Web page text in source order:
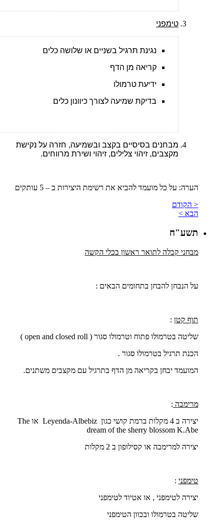
טימפני
נגינת תרגיל בשניים או שלושה כלים
קריאה מן הדף
ידיעת טרמולו
בדיקת שמיעה לצורך כיוונון כלים
מבחנים בסיסיים בקצב ובשמיעה, חזרה על נקישת
מקצבים, זיהוי צלילים, זיהוי ושירת מרווחים.
הערה: על כל מועמד להביא את רשימת היצירות ב – 5 עותקים
< הקודם
הבא >
תשע"ח
מבחני קבלה לתואר ראשון בכלי הקשה
על הנבחן להבחן בתחומים הבאים :
תוף קטן :
שליטה בטרמולו פתוח וטרמולו סגור ( open and closed roll
)
הכנת תרגיל בטרמולו סגור .
המועמד יבחן בקריאה מן הדף בתרגיל עם מקצבים משתנים.
מרימבה :
יצירה ב 4 מקלות ברמת קושי כגון
Leyenda-Albebiz או The
dream of the sherry blossom K.Abe
יצירה למרימבה או קסילופון ב 2 מקלות
טימפני :
יצירה לטימפני , או אטיוד לטימפני
שליטה בטרמולו ובכוון הטימפני